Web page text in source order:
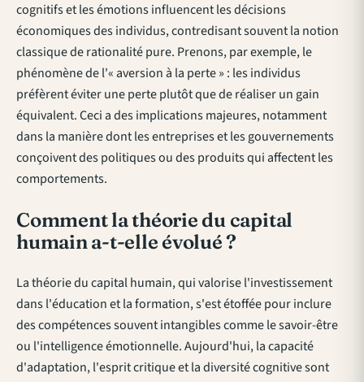
cognitifs et les émotions influencent les décisions
économiques des individus, contredisant souvent la notion
classique de rationalité pure. Prenons, par exemple, le
phénomène de l'« aversion à la perte » : les individus
préfèrent éviter une perte plutôt que de réaliser un gain
équivalent. Ceci a des implications majeures, notamment
dans la manière dont les entreprises et les gouvernements
conçoivent des politiques ou des produits qui affectent les
comportements.
Comment la théorie du capital
humain a-t-elle évolué ?
La théorie du capital humain, qui valorise l'investissement
dans l'éducation et la formation, s'est étoffée pour inclure
des compétences souvent intangibles comme le savoir-être
ou l'intelligence émotionnelle. Aujourd'hui, la capacité
d'adaptation, l'esprit critique et la diversité cognitive sont